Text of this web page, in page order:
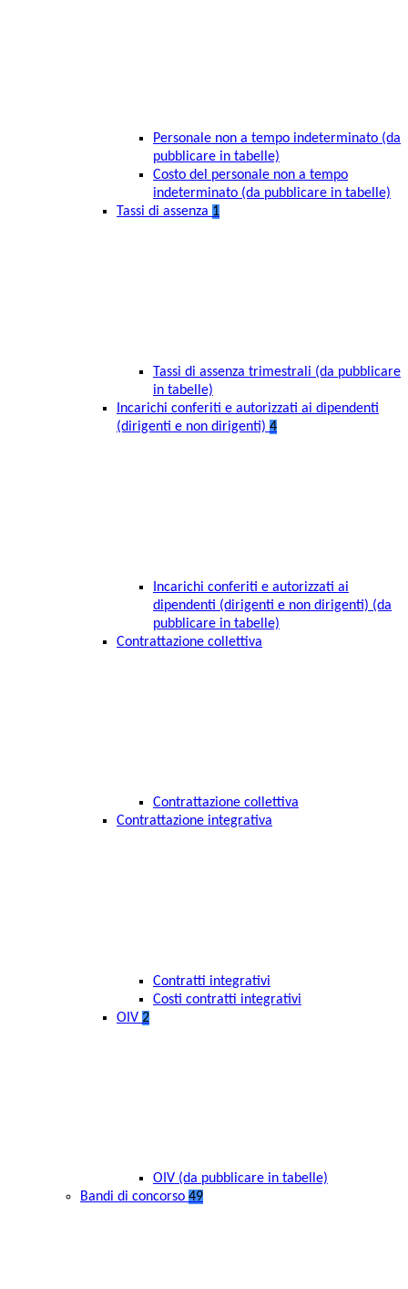
Personale non a tempo indeterminato (da
pubblicare in tabelle)
Costo del personale non a tempo
indeterminato (da pubblicare in tabelle)
Tassi di assenza 1
Tassi di assenza trimestrali (da pubblicare
in tabelle)
Incarichi conferiti e autorizzati ai dipendenti
(dirigenti e non dirigenti) 4
Incarichi conferiti e autorizzati ai
dipendenti (dirigenti e non dirigenti) (da
pubblicare in tabelle)
Contrattazione collettiva
Contrattazione collettiva
Contrattazione integrativa
Contratti integrativi
Costi contratti integrativi
OIV 2
OIV (da pubblicare in tabelle)
Bandi di concorso 49